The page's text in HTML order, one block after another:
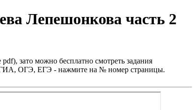
Лепешонкова часть 2
зато можно бесплатно смотреть задания
ГИА, ОГЭ, ЕГЭ - нажмите на № номер страницы.